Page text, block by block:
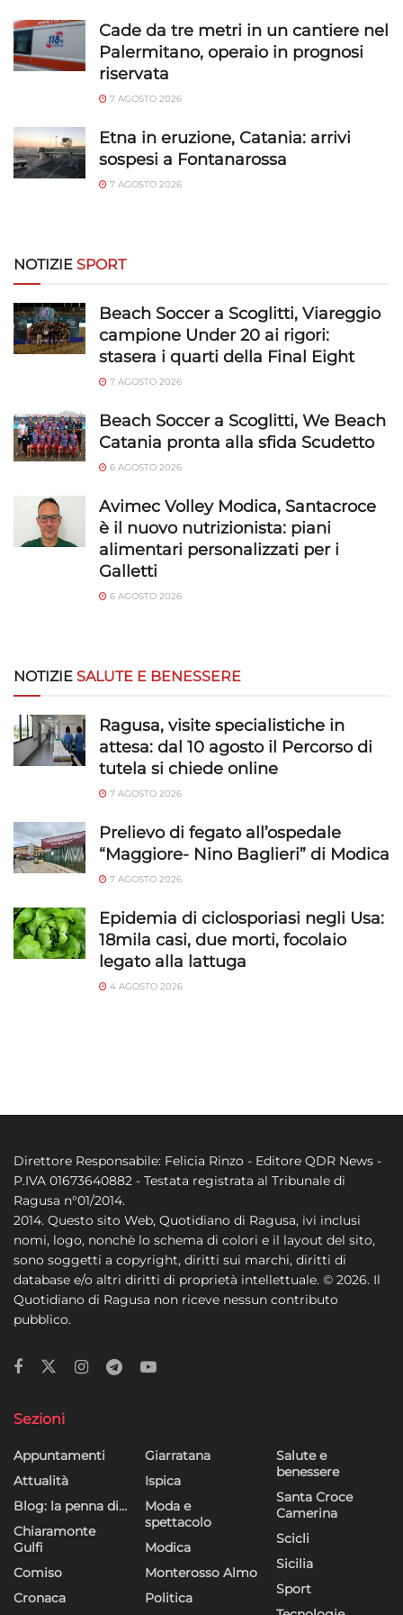
e presentare pubblicità e contenuto,
Salvare e comunicare le scelte sulla
privacy.
Sempre attivo
Cade da tre metri in un cantiere nel
Palermitano, operaio in prognosi
riservata
7 AGOSTO 2026
Etna in eruzione, Catania: arrivi
sospesi a Fontanarossa
7 AGOSTO 2026
NOTIZIE SPORT
Beach Soccer a Scoglitti, Viareggio
campione Under 20 ai rigori:
stasera i quarti della Final Eight
7 AGOSTO 2026
Beach Soccer a Scoglitti, We Beach
Catania pronta alla sfida Scudetto
6 AGOSTO 2026
Avimec Volley Modica, Santacroce
è il nuovo nutrizionista: piani
alimentari personalizzati per i
Galletti
6 AGOSTO 2026
NOTIZIE SALUTE E BENESSERE
Ragusa, visite specialistiche in
attesa: dal 10 agosto il Percorso di
tutela si chiede online
7 AGOSTO 2026
Prelievo di fegato all’ospedale
“Maggiore- Nino Baglieri” di Modica
7 AGOSTO 2026
Epidemia di ciclosporiasi negli Usa:
18mila casi, due morti, focolaio
legato alla lattuga
4 AGOSTO 2026
Direttore Responsabile: Felicia Rinzo - Editore QDR News -
P.IVA 01673640882 - Testata registrata al Tribunale di
Ragusa n°01/2014.
2014. Questo sito Web, Quotidiano di Ragusa, ivi inclusi
nomi, logo, nonchè lo schema di colori e il layout del sito,
sono soggetti a copyright, diritti sui marchi, diritti di
database e/o altri diritti di proprietà intellettuale. © 2026. Il
Quotidiano di Ragusa non riceve nessun contributo
pubblico.
Sezioni
Appuntamenti
Attualità
Blog: la penna di…
Chiaramonte
Gulfi
Comiso
Cronaca
Giarratana
Ispica
Moda e
spettacolo
Modica
Monterosso Almo
Politica
Salute e
benessere
Santa Croce
Camerina
Scicli
Sicilia
Sport